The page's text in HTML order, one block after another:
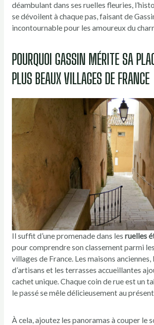
déambulant dans ses ruelles fleuries,
se dévoilent à chaque pas, faisant de
incontournable pour les amoureux du
POURQUOI GASSIN MÉRITE SA
PLUS BEAUX VILLAGES DE FRANCE
Il suffit d’une promenade dans les ruelles
pour comprendre son classement parmi
villages de France. Les maisons
d’artisans et les terrasses accueillantes
cachet unique. Chaque coin de rue est un
le passé se mêle délicieusement au
À cela, ajoutez les panoramas à couper le